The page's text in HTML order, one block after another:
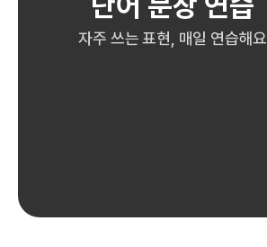
자주 쓰는 표현, 매일 연습해요